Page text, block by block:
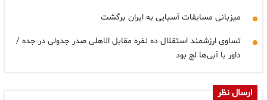
میزبانی مسابقات آسیایی به ایران برگشت
تساوی ارزشمند استقلال ده نفره مقابل الاهلی صدر جدولی در جده /
داور با آبی‌ها لج بود
ارسال نظر